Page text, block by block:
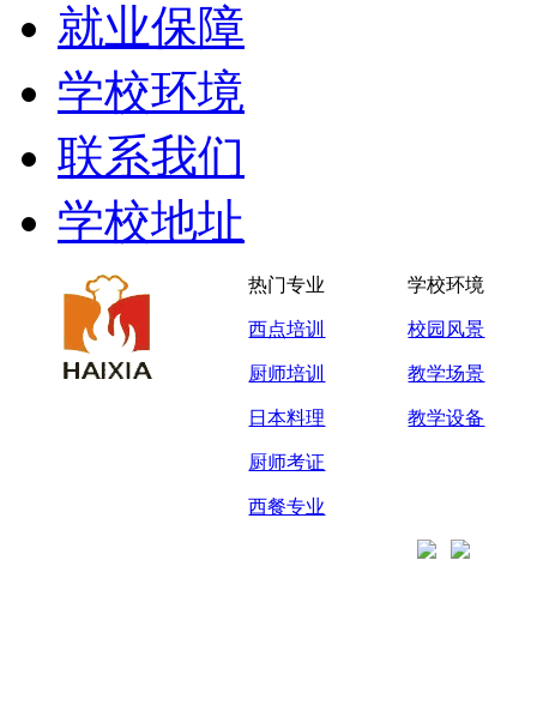
就业保障
学校环境
联系我们
学校地址
热门专业
西点培训
厨师培训
日本料理
厨师考证
西餐专业
学校环境
校园风景
教学场景
教学设备